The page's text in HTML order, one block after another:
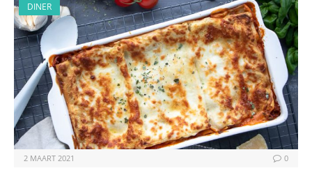
DINER
2 MAART 2021 0